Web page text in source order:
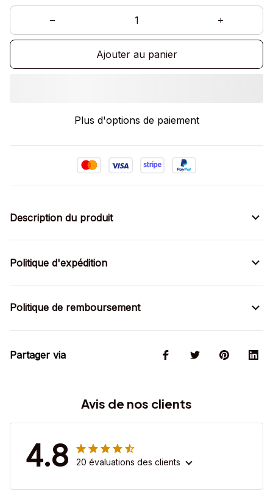
Ajouter au panier
Plus d'options de paiement
Description du produit
Politique d'expédition
Politique de remboursement
Partager via
Avis de nos clients
4.8 20 évaluations des clients